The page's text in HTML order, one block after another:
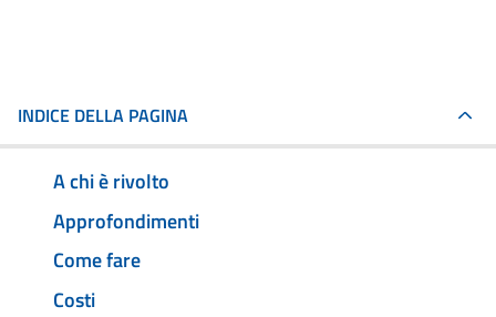
INDICE DELLA PAGINA
A chi è rivolto
Approfondimenti
Come fare
Costi